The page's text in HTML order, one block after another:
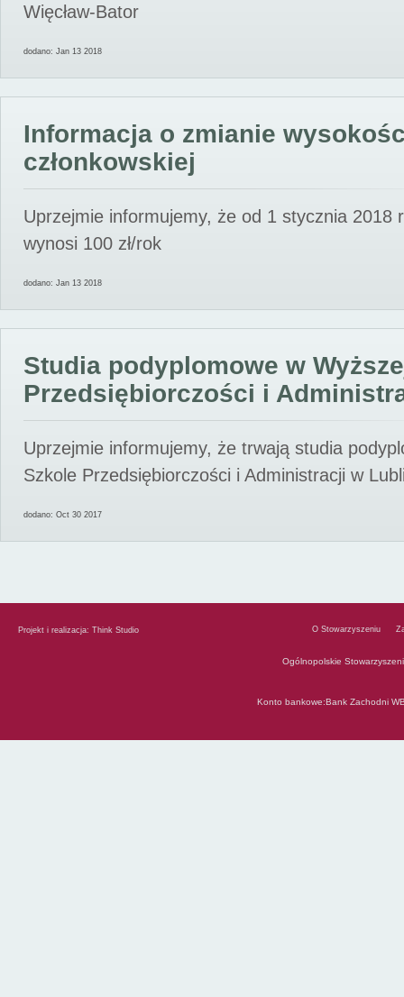
Więcław-Bator
dodano: Jan 13 2018
Informacja o zmianie
członkowskiej
Uprzejmie informujemy, że od 1 stycznia 2018
wynosi 100 zł/rok
dodano: Jan 13 2018
Studia podyplomowe w
Przedsiębiorczości i
Uprzejmie informujemy, że trwają studia
Szkole Przedsiębiorczości i Administracji w
dodano: Oct 30 2017
Projekt i realizacja: Think Studio O Stowarzyszeniu
Ogólnopolskie
Konto bankowe:Bank Zachodni